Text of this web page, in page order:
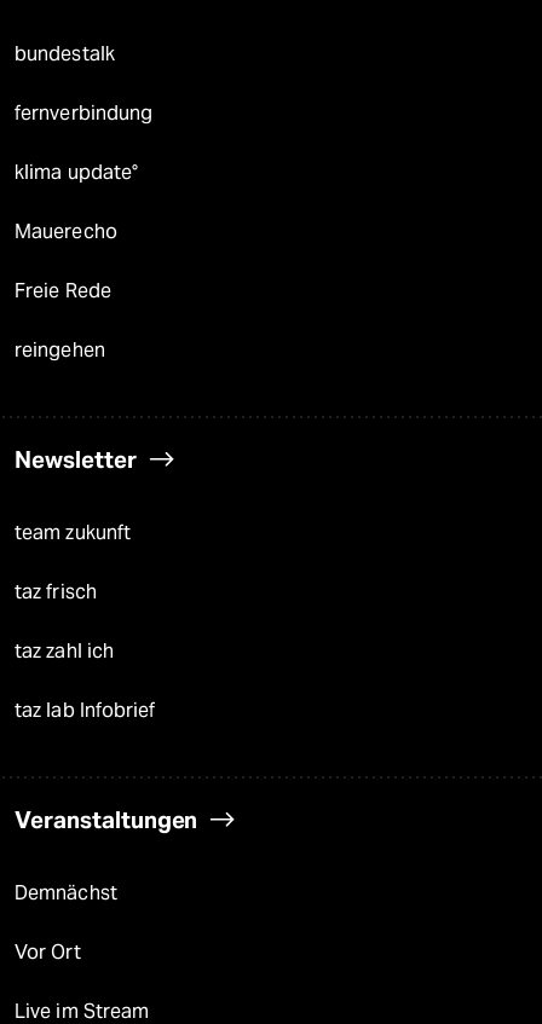
bundestalk
fernverbindung
klima update°
Mauerecho
Freie Rede
reingehen
Newsletter
team zukunft
taz frisch
taz zahl ich
taz lab Infobrief
Veranstaltungen
Demnächst
Vor Ort
Live im Stream